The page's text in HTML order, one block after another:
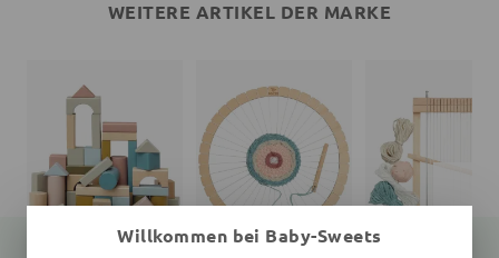
WEITERE ARTIKEL DER MARKE
Willkommen bei Baby-Sweets